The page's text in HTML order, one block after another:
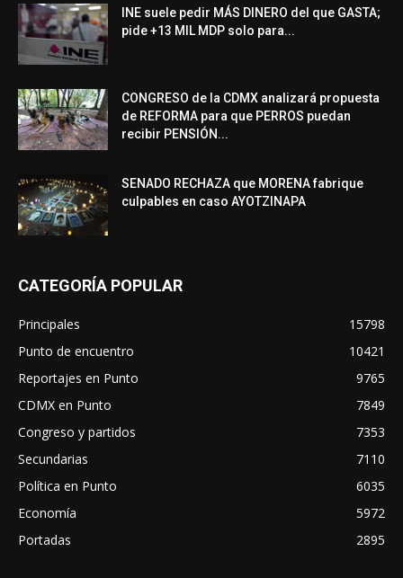
INE suele pedir MÁS DINERO del que GASTA;
pide +13 MIL MDP solo para...
CONGRESO de la CDMX analizará propuesta
de REFORMA para que PERROS puedan
recibir PENSIÓN...
SENADO RECHAZA que MORENA fabrique
culpables en caso AYOTZINAPA
CATEGORÍA POPULAR
Principales
15798
Punto de encuentro
10421
Reportajes en Punto
9765
CDMX en Punto
7849
Congreso y partidos
7353
Secundarias
7110
Política en Punto
6035
Economía
5972
Portadas
2895